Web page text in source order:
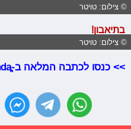
© צילום: טויטר
בתיאבון!
© צילום: טויטר
>> כנסו לכתבה המלאה ב-Boredpandaֱ!